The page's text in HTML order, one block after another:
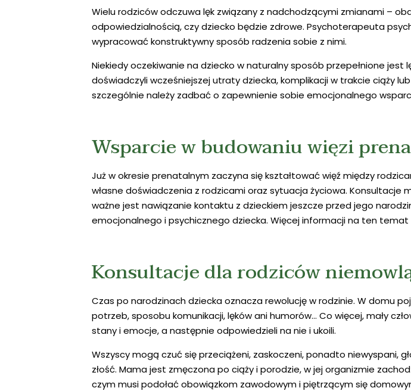
Wielu rodziców odczuwa lęk związany z nadchodzącymi zmianami –
odpowiedzialnością, czy dziecko będzie zdrowe. Psychoterapeuta
wypracować konstruktywny sposób radzenia sobie z nimi.
Niekiedy oczekiwanie na dziecko w naturalny sposób przepełnione
doświadczyli wcześniejszej utraty dziecka, komplikacji w trakcie ciąży
szczególnie należy zadbać o zapewnienie sobie emocjonalnego
Wsparcie w budowaniu więzi
Już w okresie prenatalnym zaczyna się kształtować więź między
własne doświadczenia z rodzicami oraz sytuacja życiowa.
ważne jest nawiązanie kontaktu z dzieckiem jeszcze przed jego
emocjonalnego i psychicznego dziecka. Więcej informacji na ten
Konsultacje dla rodziców
Czas po narodzinach dziecka oznacza rewolucję w rodzinie. W domu
potrzeb, sposobu komunikacji, lęków ani humorów… Co więcej, mały
stany i emocje, a następnie odpowiedzieli na nie i ukoili.
Wszyscy mogą czuć się przeciążeni, zaskoczeni, ponadto niewyspani,
złość. Mama jest zmęczona po ciąży i porodzie, w jej organizmie
czym musi podołać obowiązkom zawodowym i piętrzącym się